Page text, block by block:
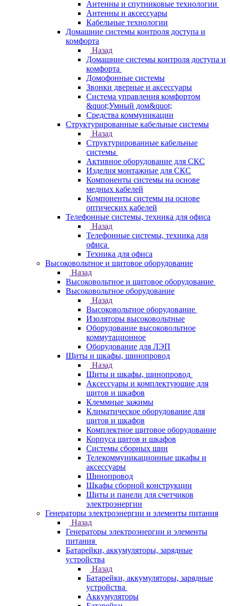
Антенны и спутниковые технологии
Антенны и аксессуары
Кабельные технологии
Домашние системы контроля доступа и
комфорта
Назад
Домашние системы контроля доступа и
комфорта
Домофонные системы
Звонки дверные и аксессуары
Система управления комфортом
&quot;Умный дом&quot;
Средства коммуникации
Структурированные кабельные системы
Назад
Структурированные кабельные
системы
Активное оборудование для СКС
Изделия монтажные для СКС
Компоненты системы на основе
медных кабелей
Компоненты системы на основе
оптических кабелей
Телефонные системы, техника для офиса
Назад
Телефонные системы, техника для
офиса
Техника для офиса
Высоковольтное и щитовое оборудование
Назад
Высоковольтное и щитовое оборудование
Высоковольтное оборудование
Назад
Высоковольтное оборудование
Изоляторы высоковольтные
Оборудование высоковольтное
коммутационное
Оборудование для ЛЭП
Щиты и шкафы, шинопровод
Назад
Щиты и шкафы, шинопровод
Аксессуары и комплектующие для
щитов и шкафов
Клеммные зажимы
Климатическое оборудование для
щитов и шкафов
Комплектное щитовое оборудование
Корпуса щитов и шкафов
Системы сборных шин
Телекоммуникационные шкафы и
аксессуары
Шинопровод
Шкафы сборной конструкции
Щиты и панели для счетчиков
электроэнергии
Генераторы электроэнергии и элементы питания
Назад
Генераторы электроэнергии и элементы
питания
Батарейки, аккумуляторы, зарядные
устройства
Назад
Батарейки, аккумуляторы, зарядные
устройства
Аккумуляторы